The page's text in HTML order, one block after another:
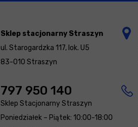
Sklep stacjonarny Straszyn
ul. Starogardzka 117, lok. U5
83-010 Straszyn
797 950 140
Sklep Stacjonarny Straszyn
Poniedziałek – Piątek: 10:00-18:00